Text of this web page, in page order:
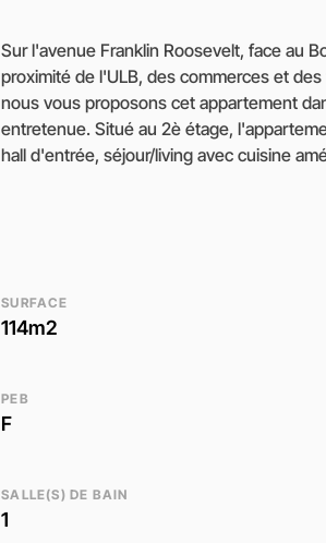
Sur l'avenue Franklin Roosevelt, face au
proximité de l'ULB, des commerces et
nous vous proposons cet appartement
entretenue. Situé au 2è étage,
hall d'entrée, séjour/living avec cuisine
2 chambres (15 - 10 m2 ), une grande salle
séparées et buanderie. Balcon à
bonne amenagé en sous-sol et box-
SURFACE
114m2
PEB
F
SALLE(S) DE BAIN
1